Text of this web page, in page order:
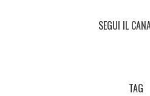
SEGUI IL
TAG